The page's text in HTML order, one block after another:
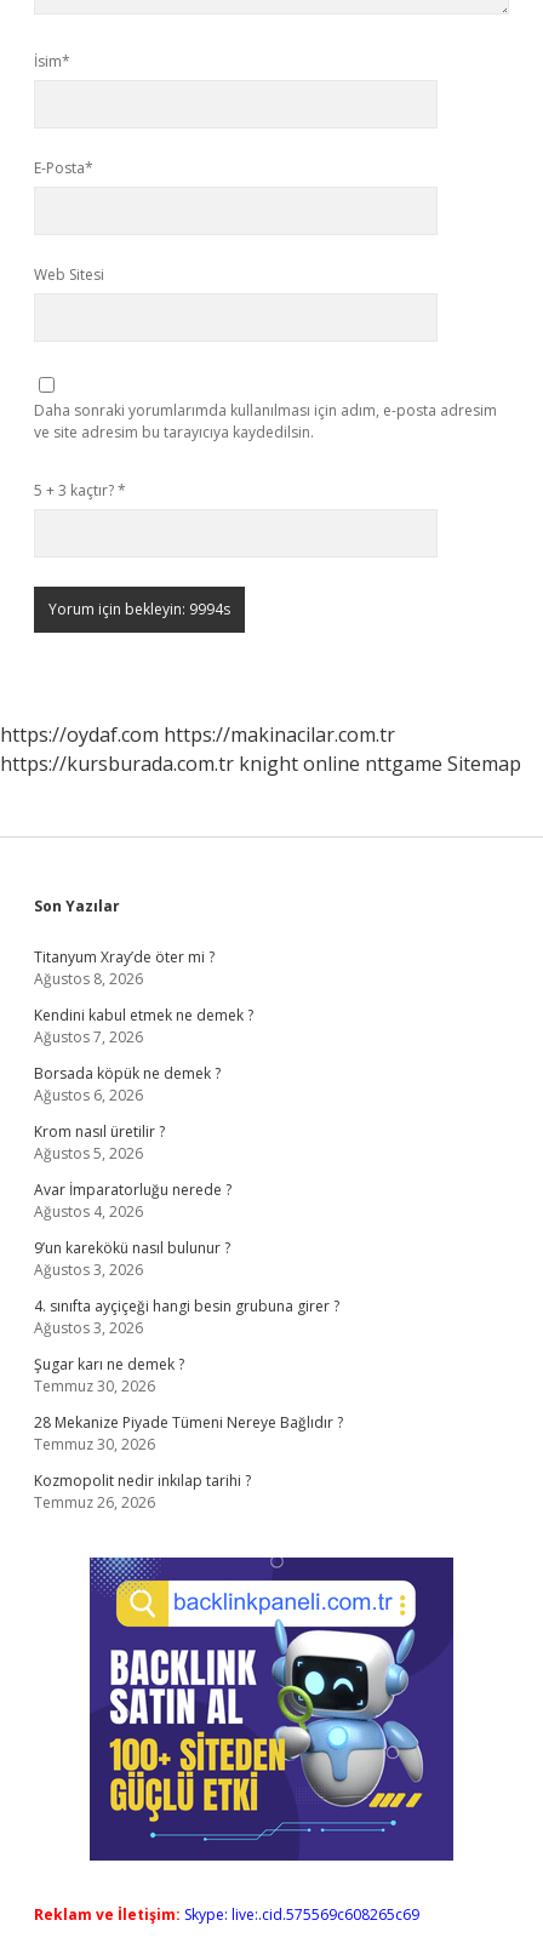
İsim*
E-Posta*
Web Sitesi
Daha sonraki yorumlarımda kullanılması için adım, e-posta adresim
ve site adresim bu tarayıcıya kaydedilsin.
5 + 3 kaçtır?*
https://oydaf.com https://makinacilar.com.tr
https://kursburada.com.tr knight online nttgame Sitemap
Sidebar
Son Yazılar
Titanyum Xray’de öter mi ?
Ağustos 8, 2026
Kendini kabul etmek ne demek ?
Ağustos 7, 2026
Borsada köpük ne demek ?
Ağustos 6, 2026
Krom nasıl üretilir ?
Ağustos 5, 2026
Avar İmparatorluğu nerede ?
Ağustos 4, 2026
9’un karekökü nasıl bulunur ?
Ağustos 3, 2026
4. sınıfta ayçiçeği hangi besin grubuna girer ?
Ağustos 3, 2026
Şugar karı ne demek ?
Temmuz 30, 2026
28 Mekanize Piyade Tümeni Nereye Bağlıdır ?
Temmuz 30, 2026
Kozmopolit nedir inkılap tarihi ?
Temmuz 26, 2026
Reklam ve İletişim: Skype: live:.cid.575569c608265c69